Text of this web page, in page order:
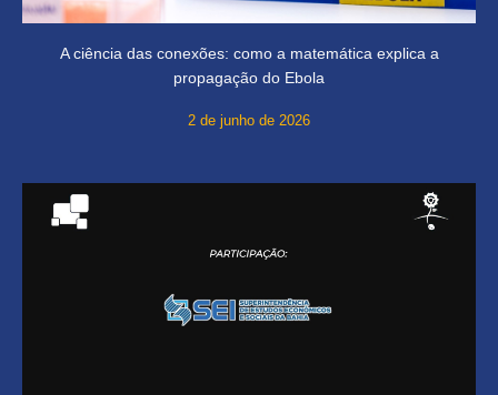
A ciência das conexões: como a matemática explica a
propagação do Ebola
2 de junho de 2026